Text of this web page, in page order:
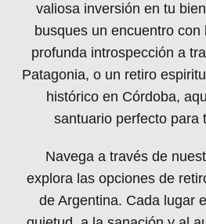
valiosa inversión en tu
busques un encuentro
profunda introspección a
Patagonia, o un retiro
histórico en Córdoba,
santuario perfecto para
Navega a través de
explora las opciones de
de Argentina. Cada lugar